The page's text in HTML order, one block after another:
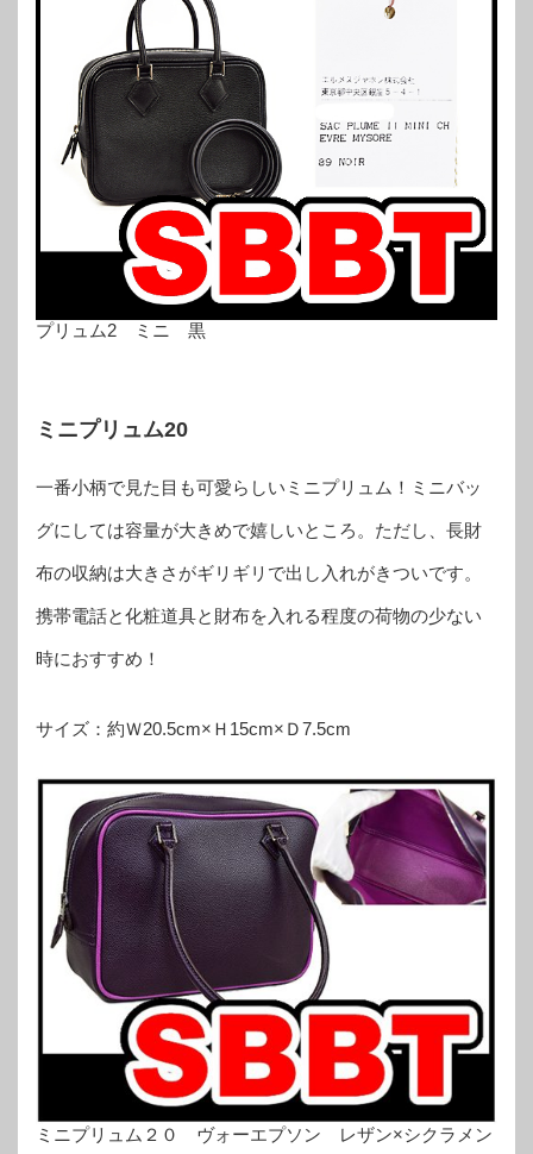
プリュム2 ミニ 黒
ミニプリュム20
一番小柄で見た目も可愛らしいミニプリュム！ミニバッ
グにしては容量が大きめで嬉しいところ。ただし、長財
布の収納は大きさがギリギリで出し入れがきついです。
携帯電話と化粧道具と財布を入れる程度の荷物の少ない
時におすすめ！
サイズ：約Ｗ20.5cm×Ｈ15cm×Ｄ7.5cm
ミニプリュム２０ ヴォーエプソン レザン×シクラメン